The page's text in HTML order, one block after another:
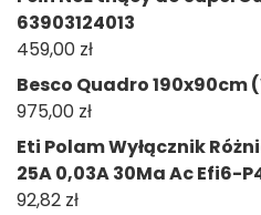
63903124013
459,00 zł
Besco Quadro 190x90cm
975,00 zł
Eti Polam Wyłącznik
25A 0,03A 30Ma Ac Efi6-
92,82 zł